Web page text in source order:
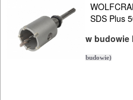
korony
sds-
plus
SDS Plus
w budowie
budowie)